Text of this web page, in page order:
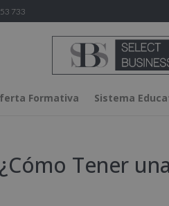
733
Formativa Sistema
Tener